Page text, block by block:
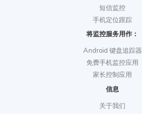
短信监控
手机定位跟踪
将监控服务用作：
Android 键盘追踪器
免费手机监控应用
家长控制应用
信息
关于我们